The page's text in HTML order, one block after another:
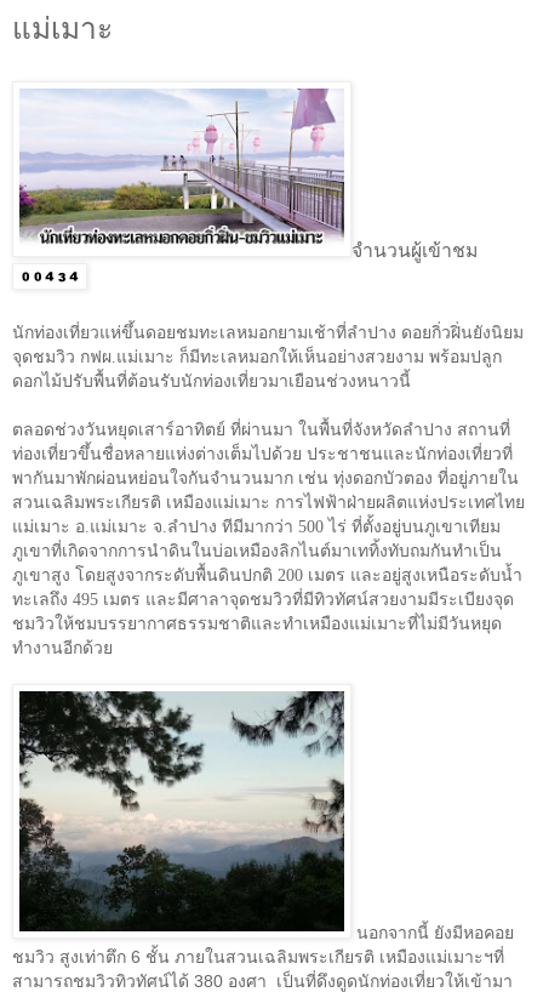
แม่เมาะ
จำนวนผู้เข้าชม
นักท่องเที่ยวแห่ขึ้นดอยชมทะเลหมอกยามเช้าที่ลำปาง ดอยกิ่วฝิ่นยังนิยม
จุดชมวิว กฟผ.แม่เมาะ ก็มีทะเลหมอกให้เห็นอย่างสวยงาม พร้อมปลูก
ดอกไม้ปรับพื้นที่ต้อนรับนักท่องเที่ยวมาเยือนช่วงหนาวนี้
ตลอดช่วงวันหยุดเสาร์อาทิตย์ ที่ผ่านมา ในพื้นที่จังหวัดลำปาง สถานที่
ท่องเที่ยวขึ้นชื่อหลายแห่งต่างเต็มไปด้วย ประชาชนและนักท่องเที่ยวที่
พากันมาพักผ่อนหย่อนใจกันจำนวนมาก เช่น ทุ่งดอกบัวตอง ที่อยู่ภายใน
สวนเฉลิมพระเกียรติ เหมืองแม่เมาะ การไฟฟ้าฝ่ายผลิตแห่งประเทศไทย
แม่เมาะ อ.แม่เมาะ จ.ลำปาง ทีมีมากว่า 500 ไร่ ที่ตั้งอยู่บนภูเขาเทียม
ภูเขาที่เกิดจากการนำดินในบ่อเหมืองลิกไนต์มาเททิ้งทับถมกันทำเป็น
ภูเขาสูง โดยสูงจากระดับพื้นดินปกติ 200 เมตร และอยู่สูงเหนือระดับน้ำ
ทะเลถึง 495 เมตร และมีศาลาจุดชมวิวที่มีทิวทัศน์สวยงามมีระเบียงจุด
ชมวิวให้ชมบรรยากาศธรรมชาติและทำเหมืองแม่เมาะที่ไม่มีวันหยุด
ทำงานอีกด้วย
นอกจากนี้ ยังมีหอคอย
ชมวิว สูงเท่าตึก 6 ชั้น ภายในสวนเฉลิมพระเกียรติ เหมืองแม่เมาะฯที่
สามารถชมวิวทิวทัศน์ได้ 380 องศา
เป็นที่ดึงดูดนักท่องเที่ยวให้เข้ามา